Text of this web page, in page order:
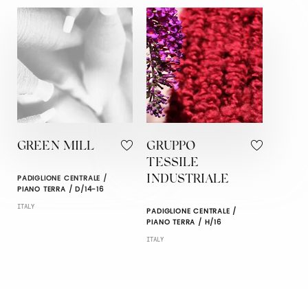
GREEN MILL
PADIGLIONE CENTRALE /
PIANO TERRA / D/14-16
ITALY
GRUPPO
TESSILE
INDUSTRIALE
PADIGLIONE CENTRALE /
PIANO TERRA / H/16
ITALY